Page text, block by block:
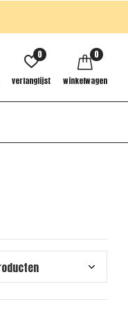
verlanglijst
0
winkelwagen
0